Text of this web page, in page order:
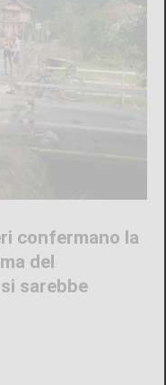
confermano la
del
sarebbe